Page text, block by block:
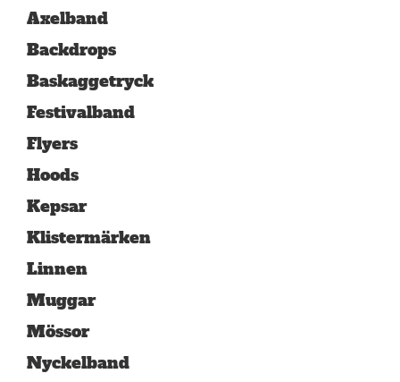
Axelband
Backdrops
Baskaggetryck
Festivalband
Flyers
Hoods
Kepsar
Klistermärken
Linnen
Muggar
Mössor
Nyckelband